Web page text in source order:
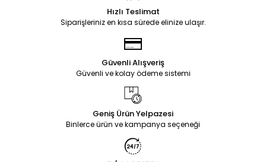
Hızlı Teslimat
Siparişleriniz en kısa sürede elinize ulaşır.
Güvenli Alışveriş
Güvenli ve kolay ödeme sistemi
Geniş Ürün Yelpazesi
Binlerce ürün ve kampanya seçeneği